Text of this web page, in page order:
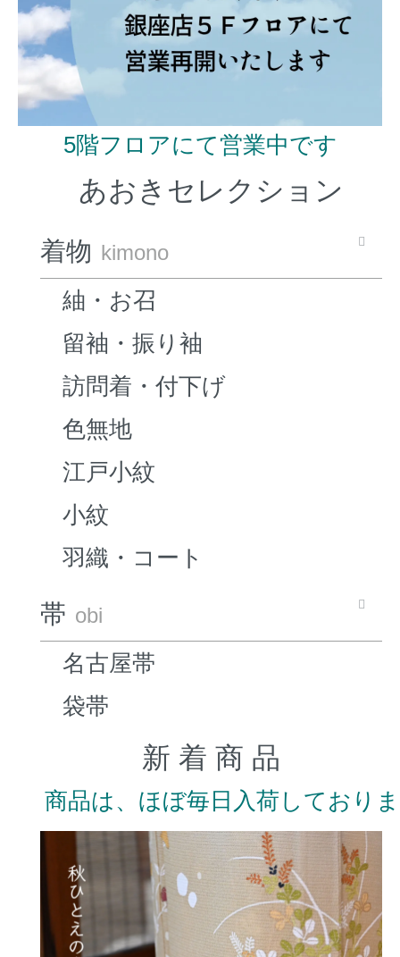
5階フロアにて営業中です
あおきセレクション
着物 kimono
紬・お召
留袖・振り袖
訪問着・付下げ
色無地
江戸小紋
小紋
羽織・コート
帯 obi
名古屋帯
袋帯
新 着 商 品
商品は、ほぼ毎日入荷しており